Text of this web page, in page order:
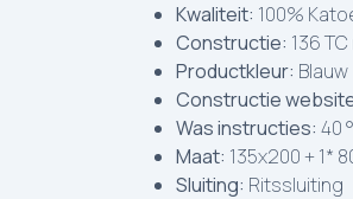
Kwaliteit: 100%
Constructie: 136
Productkleur: Blauw
Constructie
Was instructies: 40
Maat: 135x200 + 1*
Sluiting: Ritssluiting